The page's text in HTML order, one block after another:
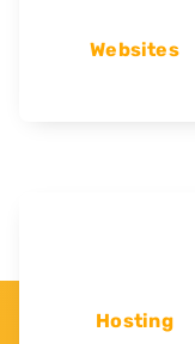
Websites
Hosting